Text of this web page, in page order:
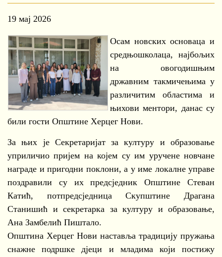
19 мај 2026
Осам новских основаца и
средњошколаца, најбољих
на овогодишњим
државним такмичењима у
различитим областима и
њихови ментори, данас су
били гости Општине Херцег Нови.
За њих је Секретаријат за културу и образовање
уприличио пријем на којем су им уручене новчане
награде и пригодни поклони, а у име локалне управе
поздравили су их предсједник Општине Стеван
Катић, потпредсједница Скупштине Драгана
Станишић и секретарка за културу и образовање,
Ана Замбелић Пиштало.
Општина Херцег Нови наставља традицију пружања
снажне подршке дјеци и младима који постижу